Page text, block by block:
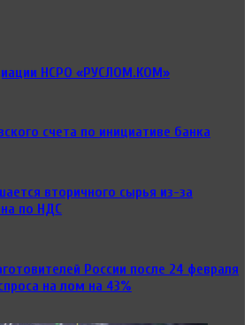
НСРО «РУСЛОМ.КОМ»
счета по инициативе банка
вторичного сырья из-за
по НДС
России после 24 февраля
на лом на 43%